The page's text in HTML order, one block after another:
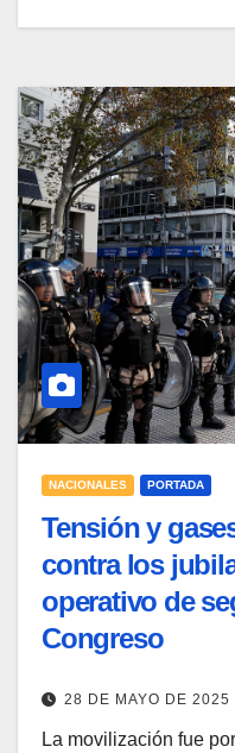
NACIONALES PORTADA
Tensión y
contra los
operativo de
Congreso
28 DE MAYO DE 2025
La movilización fue